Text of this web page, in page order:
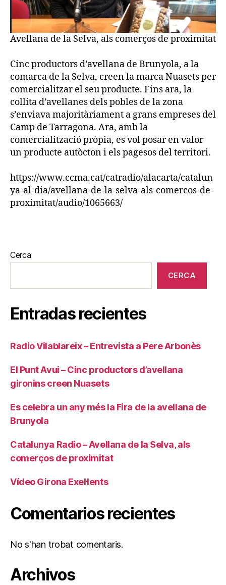
Avellana de la Selva, als comerços de proximitat
Cinc productors d’avellana de Brunyola, a la
comarca de la Selva, creen la marca Nuasets per
comercialitzar el seu producte. Fins ara, la
collita d’avellanes dels pobles de la zona
s’enviava majoritàriament a grans empreses del
Camp de Tarragona. Ara, amb la
comercialització pròpia, es vol posar en valor
un producte autòcton i els pagesos del territori.
https://www.ccma.cat/catradio/alacarta/catalun
ya-al-dia/avellana-de-la-selva-als-comercos-de-
proximitat/audio/1065663/
Cerca
CERCA
Entradas recientes
Radio Vilablareix – Entrevista a Pere Arbonès
El Punt Avui – Cinc productors d’avellana
gironins creen Nuasets
Es celebra un any més la Fira de la avellana de
Brunyola
Catalunya Radio – Avellana de la Selva, als
comerços de proximitat
Vídeo Girona Exel·lents
Comentarios recientes
No s'han trobat comentaris.
Archivos